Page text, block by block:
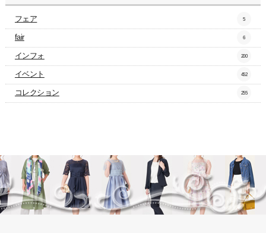
フェア 5
fair 6
インフォ 200
イベント 452
コレクション 255